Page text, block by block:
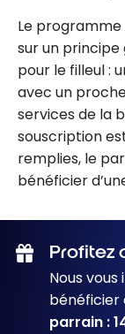
Le programme
sur un
pour le filleul :
avec un
services de la
souscription
remplies, le
bénéficier
Profitez
Nous
bénéficier
parrain :